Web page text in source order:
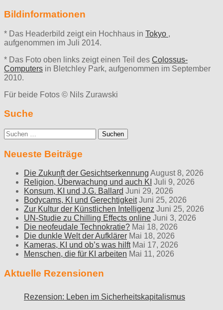
Bildinformationen
* Das Headerbild zeigt ein Hochhaus in Tokyo ,
aufgenommen im Juli 2014.
* Das Foto oben links zeigt einen Teil des Colossus-
Computers in Bletchley Park, aufgenommen im September
2010.
Für beide Fotos © Nils Zurawski
Suche
Suche
nach:
Neueste Beiträge
Die Zukunft der Gesichtserkennung August 8, 2026
Religion, Überwachung und auch KI Juli 9, 2026
Konsum, KI und J.G. Ballard Juni 29, 2026
Bodycams, KI und Gerechtigkeit Juni 25, 2026
Zur Kultur der Künstlichen Intelligenz Juni 25, 2026
UN-Studie zu Chilling Effects online Juni 3, 2026
Die neofeudale Technokratie? Mai 18, 2026
Die dunkle Welt der Aufklärer Mai 18, 2026
Kameras, KI und ob’s was hilft Mai 17, 2026
Menschen, die für KI arbeiten Mai 11, 2026
Aktuelle Rezensionen
Rezension: Leben im Sicherheitskapitalismus